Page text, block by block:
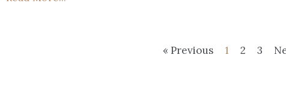
« Previous 1 2 3